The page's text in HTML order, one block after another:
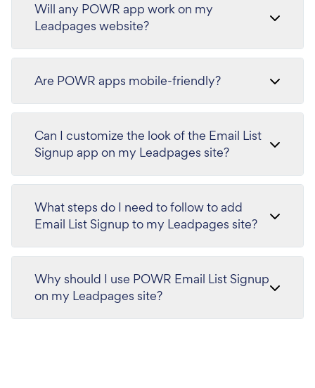
Will any POWR app work on my
Leadpages website?
Are POWR apps mobile-friendly?
Can I customize the look of the Email List
Signup app on my Leadpages site?
What steps do I need to follow to add
Email List Signup to my Leadpages site?
Why should I use POWR Email List Signup
on my Leadpages site?